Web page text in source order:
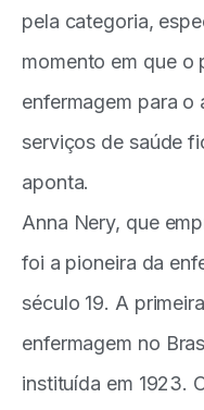
pela categoria,
momento em que o
enfermagem para
serviços de saúde
aponta.
Anna Nery, que
foi a pioneira da
século 19. A
enfermagem no
instituída em 1923.